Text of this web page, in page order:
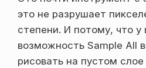
это не разрушает
степени. И потому, что у
возможность Sample All
рисовать на пустом слое